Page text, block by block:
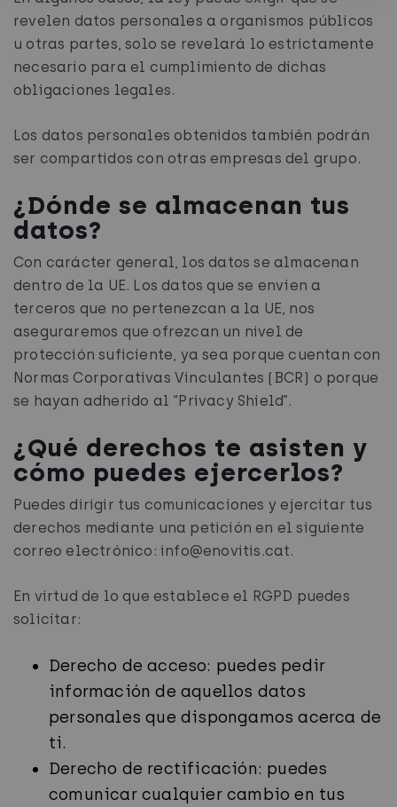
revelen datos personales a organismos públicos
u otras partes, solo se revelará lo estrictamente
necesario para el cumplimiento de dichas
obligaciones legales.
Los datos personales obtenidos también podrán
ser compartidos con otras empresas del grupo.
¿Dónde se almacenan tus
datos?
Con carácter general, los datos se almacenan
dentro de la UE. Los datos que se envíen a
terceros que no pertenezcan a la UE, nos
aseguraremos que ofrezcan un nivel de
protección suficiente, ya sea porque cuentan con
Normas Corporativas Vinculantes (BCR) o porque
se hayan adherido al “Privacy Shield”.
¿Qué derechos te asisten y
cómo puedes ejercerlos?
Puedes dirigir tus comunicaciones y ejercitar tus
derechos mediante una petición en el siguiente
correo electrónico: info@enovitis.cat.
En virtud de lo que establece el RGPD puedes
solicitar:
Derecho de acceso: puedes pedir
información de aquellos datos
personales que dispongamos acerca de
ti.
Derecho de rectificación: puedes
comunicar cualquier cambio en tus